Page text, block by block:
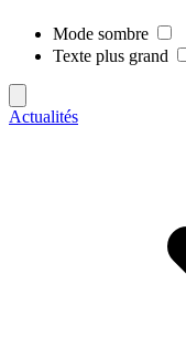
Mode sombre
Texte plus grand
Actualités